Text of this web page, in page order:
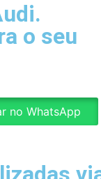
o seu
no WhatsApp